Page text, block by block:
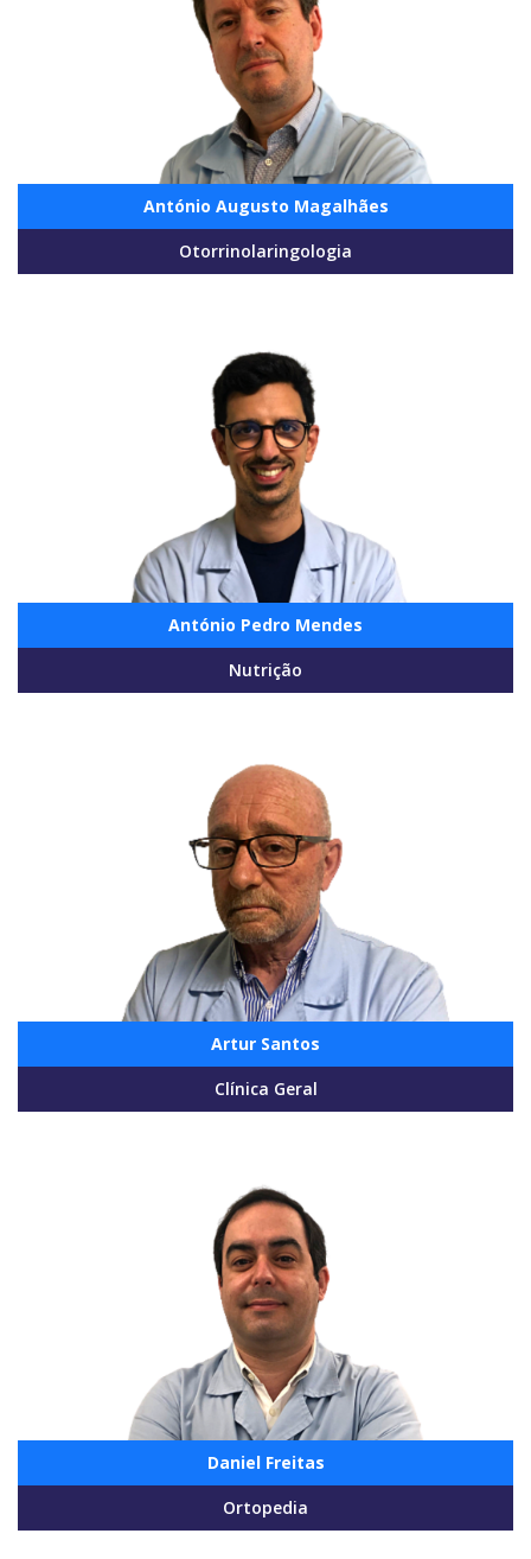
António Augusto Magalhães
Otorrinolaringologia
António Pedro Mendes
Nutrição
Artur Santos
Clínica Geral
Daniel Freitas
Ortopedia